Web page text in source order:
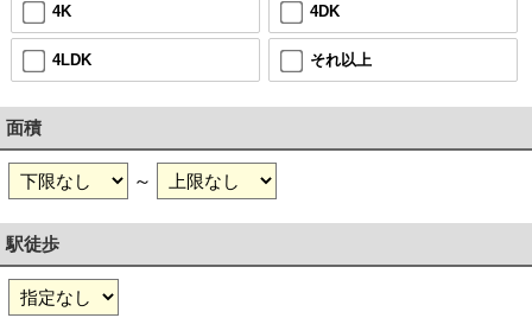
4K 4DK
4LDK それ以上
面積
～
駅徒歩